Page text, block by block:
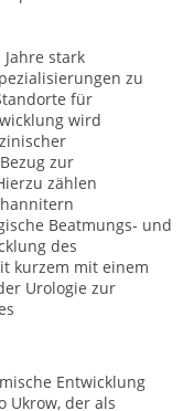
stark
zu
für
wird
zur
zählen
Beatmungs- und
des
kurzem mit einem
Urologie zur
Entwicklung
Ukrow, der als